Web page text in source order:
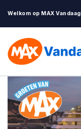
Welkom op MAX Vandaag